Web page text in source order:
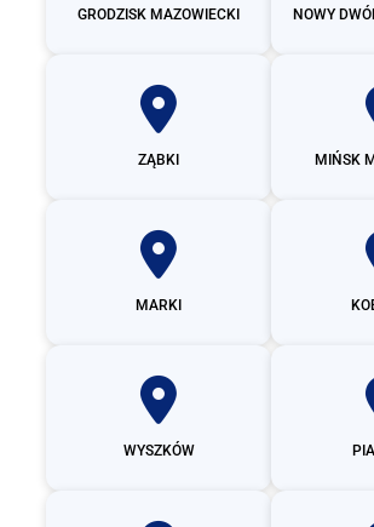
GRODZISK MAZOWIECKI NOWY
ZĄBKI MIŃSK
MARKI
WYSZKÓW